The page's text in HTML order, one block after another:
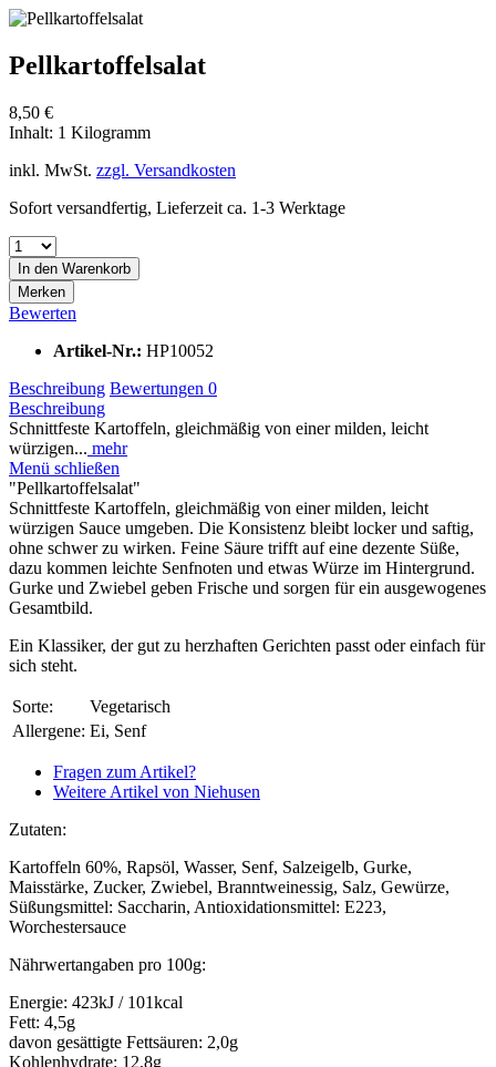
Pellkartoffelsalat
8,50 €
Inhalt: 1 Kilogramm
inkl. MwSt. zzgl. Versandkosten
Sofort versandfertig, Lieferzeit ca. 1-3 Werktage
In den Warenkorb
Merken
Bewerten
Artikel-Nr.: HP10052
Beschreibung Bewertungen 0
Beschreibung
Schnittfeste Kartoffeln, gleichmäßig von einer milden, leicht
würzigen... mehr
Menü schließen
"Pellkartoffelsalat"
Schnittfeste Kartoffeln, gleichmäßig von einer milden, leicht
würzigen Sauce umgeben. Die Konsistenz bleibt locker und saftig,
ohne schwer zu wirken. Feine Säure trifft auf eine dezente Süße,
dazu kommen leichte Senfnoten und etwas Würze im Hintergrund.
Gurke und Zwiebel geben Frische und sorgen für ein ausgewogenes
Gesamtbild.
Ein Klassiker, der gut zu herzhaften Gerichten passt oder einfach für
sich steht.
Sorte:
Vegetarisch
Allergene: Ei, Senf
Fragen zum Artikel?
Weitere Artikel von Niehusen
Zutaten:
Kartoffeln 60%, Rapsöl, Wasser, Senf, Salzeigelb, Gurke,
Maisstärke, Zucker, Zwiebel, Branntweinessig, Salz, Gewürze,
Süßungsmittel: Saccharin, Antioxidationsmittel: E223,
Worchestersauce
Nährwertangaben pro 100g:
Energie: 423kJ / 101kcal
Fett: 4,5g
davon gesättigte Fettsäuren: 2,0g
Kohlenhydrate: 12,8g